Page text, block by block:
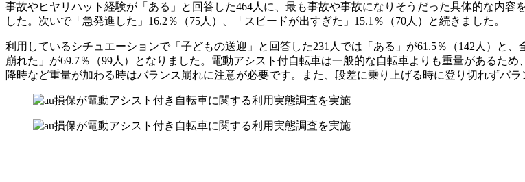
事故やヒヤリハット経験が「ある」と回答した464人に、最も事故や事故になりそうだった具体的な内容
した。次いで「急発進した」16.2％（75人）、「スピードが出すぎた」15.1％（70人）と続きました。
利用しているシチュエーションで「子どもの送迎」と回答した231人では「ある」が61.5％（142人）と
崩れた」が69.7％（99人）となりました。電動アシスト付自転車は一般的な自転車よりも重量があるた
降時など重量が加わる時はバランス崩れに注意が必要です。また、段差に乗り上げる時に登り切れずバラ